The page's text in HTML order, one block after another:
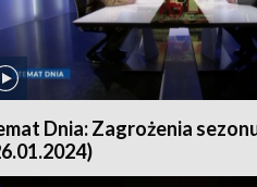
Dnia: Zagrożenia